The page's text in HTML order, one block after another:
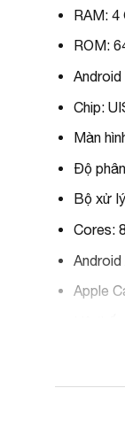
RAM: 4
ROM:
Android
Chip:
Màn
Độ
Bộ xử
Cores: 8
Apple
Kết nối